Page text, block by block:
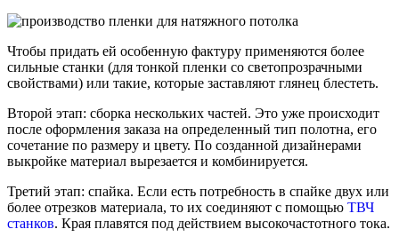
Чтобы придать ей особенную фактуру применяются более
сильные станки (для тонкой пленки со светопрозрачными
свойствами) или такие, которые заставляют глянец блестеть.
Второй этап: сборка нескольких частей. Это уже происходит
после оформления заказа на определенный тип полотна, его
сочетание по размеру и цвету. По созданной дизайнерами
выкройке материал вырезается и комбинируется.
Третий этап: спайка. Если есть потребность в спайке двух или
более отрезков материала, то их соединяют с помощью ТВЧ
станков. Края плавятся под действием высокочастотного тока.